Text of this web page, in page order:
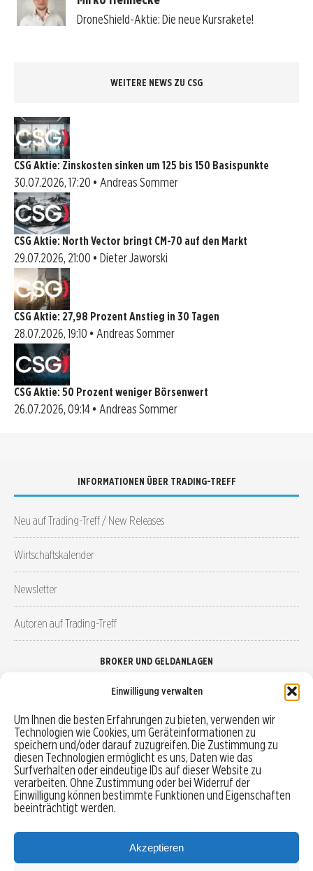
Einwilligung verwalten
Um Ihnen die besten Erfahrungen zu bieten, verwenden wir
Technologien wie Cookies, um Geräteinformationen zu
speichern und/oder darauf zuzugreifen. Die Zustimmung zu
diesen Technologien ermöglicht es uns, Daten wie das
Surfverhalten oder eindeutige IDs auf dieser Website zu
verarbeiten. Ohne Zustimmung oder bei Widerruf der
Einwilligung können bestimmte Funktionen und Eigenschaften
beeinträchtigt werden.
Akzeptieren
DroneShield-Aktie: Die neue Kursrakete!
WEITERE NEWS ZU CSG
CSG Aktie: Zinskosten sinken um 125 bis 150 Basispunkte
30.07.2026, 17:20 • Andreas Sommer
CSG Aktie: North Vector bringt CM-70 auf den Markt
29.07.2026, 21:00 • Dieter Jaworski
CSG Aktie: 27,98 Prozent Anstieg in 30 Tagen
28.07.2026, 19:10 • Andreas Sommer
CSG Aktie: 50 Prozent weniger Börsenwert
26.07.2026, 09:14 • Andreas Sommer
INFORMATIONEN ÜBER TRADING-TREFF
Neu auf Trading-Treff / New Releases
Wirtschaftskalender
Newsletter
Autoren auf Trading-Treff
BROKER UND GELDANLAGEN
Robo-Advisor vergleichen
Depotvergleich
Festgeld vergleichen
Tagesgeld vergleichen